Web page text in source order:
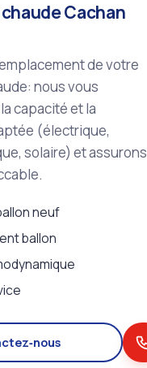
Cachan
de votre
nous vous
capacité et la
(électrique,
solaire) et assurons
neuf
ballon